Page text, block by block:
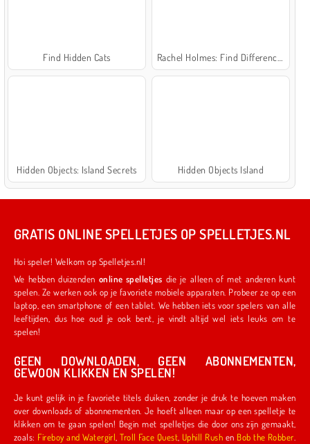
Find Hidden Cats
Hidden Objects: Island Secrets Hidden Objects Island
GRATIS ONLINE SPELLETJES OP SPELLETJES.NL
Hoi speler! Welkom op Spelletjes.nl!
We hebben duizenden online spelletjes die je alleen of met anderen kunt
spelen. Ze werken ook op je favoriete mobiele apparaten. Probeer ze op een
laptop, een smartphone of een tablet. We hebben iets voor spelers van alle
leeftijden, dus hoe oud je ook bent, je vindt altijd wel iets leuks om te
spelen!
GEEN DOWNLOADEN, GEEN ABONNEMENTEN,
GEWOON KLIKKEN EN SPELEN!
Je kunt gelijk in je favoriete titels duiken, zonder je druk te hoeven maken
over downloads of abonnementen. Je hoeft alleen maar op een spelletje te
klikken om te gaan spelen! Begin met spelletjes die door ons zijn gemaakt,
zoals:
Fireboy and Watergirl ,Troll Face Quest Uphill Rush en Bob the Robber